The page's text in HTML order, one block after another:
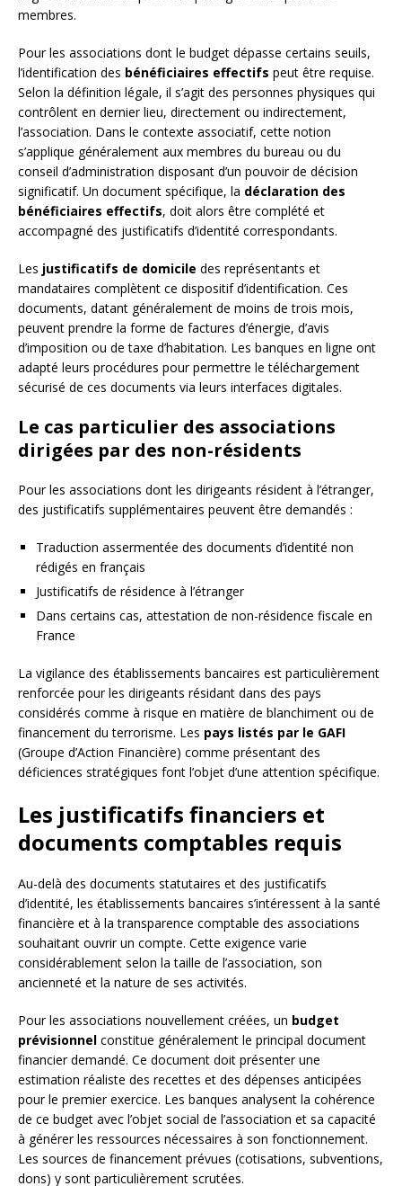
membres.
Pour les associations dont le budget dépasse certains seuils,
l’identification des bénéficiaires effectifs peut être requise.
Selon la définition légale, il s’agit des personnes physiques qui
contrôlent en dernier lieu, directement ou indirectement,
l’association. Dans le contexte associatif, cette notion
s’applique généralement aux membres du bureau ou du
conseil d’administration disposant d’un pouvoir de décision
significatif. Un document spécifique, la déclaration des
bénéficiaires effectifs, doit alors être complété et
accompagné des justificatifs d’identité correspondants.
Les justificatifs de domicile des représentants et
mandataires complètent ce dispositif d’identification. Ces
documents, datant généralement de moins de trois mois,
peuvent prendre la forme de factures d’énergie, d’avis
d’imposition ou de taxe d’habitation. Les banques en ligne ont
adapté leurs procédures pour permettre le téléchargement
sécurisé de ces documents via leurs interfaces digitales.
Le cas particulier des associations
dirigées par des non-résidents
Pour les associations dont les dirigeants résident à l’étranger,
des justificatifs supplémentaires peuvent être demandés :
Traduction assermentée des documents d’identité non
rédigés en français
Justificatifs de résidence à l’étranger
Dans certains cas, attestation de non-résidence fiscale en
France
La vigilance des établissements bancaires est particulièrement
renforcée pour les dirigeants résidant dans des pays
considérés comme à risque en matière de blanchiment ou de
financement du terrorisme. Les pays listés par le GAFI
(Groupe d’Action Financière) comme présentant des
déficiences stratégiques font l’objet d’une attention spécifique.
Les justificatifs financiers et
documents comptables requis
Au-delà des documents statutaires et des justificatifs
d’identité, les établissements bancaires s’intéressent à la santé
financière et à la transparence comptable des associations
souhaitant ouvrir un compte. Cette exigence varie
considérablement selon la taille de l’association, son
ancienneté et la nature de ses activités.
Pour les associations nouvellement créées, un budget
prévisionnel constitue généralement le principal document
financier demandé. Ce document doit présenter une
estimation réaliste des recettes et des dépenses anticipées
pour le premier exercice. Les banques analysent la cohérence
de ce budget avec l’objet social de l’association et sa capacité
à générer les ressources nécessaires à son fonctionnement.
Les sources de financement prévues (cotisations, subventions,
dons) y sont particulièrement scrutées.